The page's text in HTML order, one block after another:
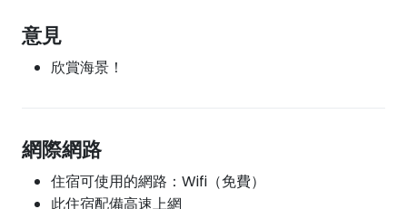
意見
欣賞海景！
網際網路
住宿可使用的網路：Wifi（免費）
此住宿配備高速上網